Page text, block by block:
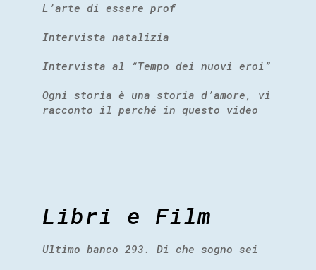
L’arte di essere prof
Intervista natalizia
Intervista al “Tempo dei nuovi eroi”
Ogni storia è una storia d’amore, vi
racconto il perché in questo video
Libri e Film
Ultimo banco 293. Di che sogno sei